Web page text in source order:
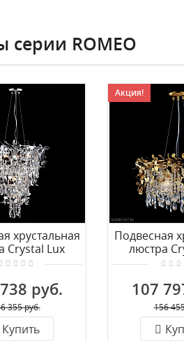
серии ROMEO
хрустальная
Crystal Lux
CHROME
руб.
355 руб.
Купить
Акция!
Подвесная
люстра
ROMEO SP6
107
156